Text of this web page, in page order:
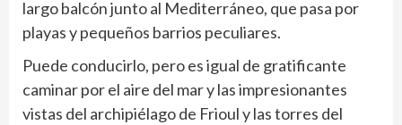
largo balcón junto al Mediterráneo, que pasa por
playas y pequeños barrios peculiares.
Puede conducirlo, pero es igual de gratificante
caminar por el aire del mar y las impresionantes
vistas del archipiélago de Frioul y las torres del